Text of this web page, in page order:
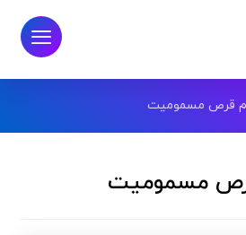
قرص مسمومیت
مسمومیت